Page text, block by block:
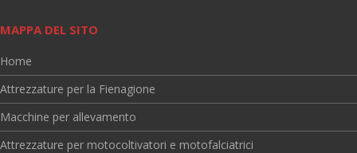
MAPPA DEL SITO
Home
Attrezzature per la Fienagione
Macchine per allevamento
Attrezzature per motocoltivatori e motofalciatrici